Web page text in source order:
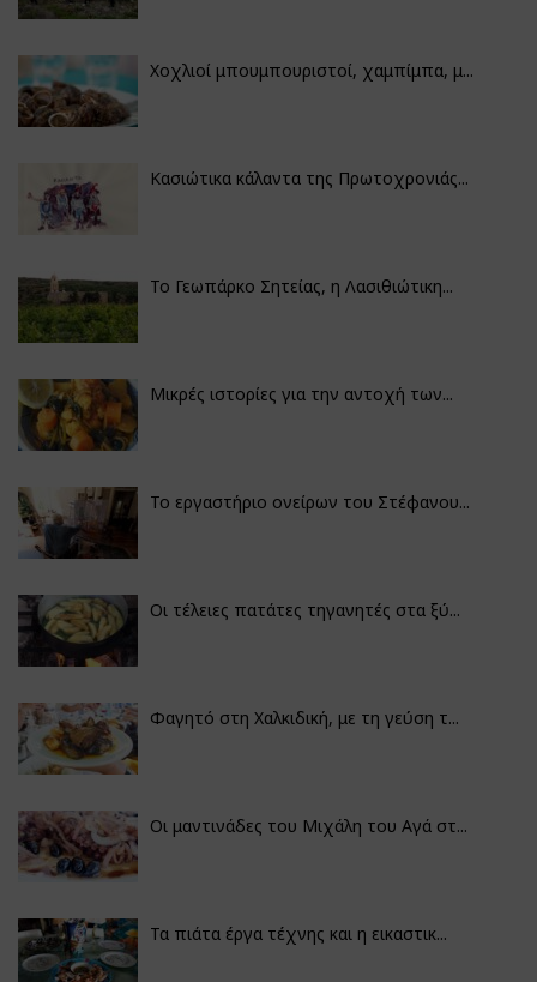
Χοχλιοί μπουμπουριστοί, χαμπίμπα, μ...
Κασιώτικα κάλαντα της Πρωτοχρονιάς...
Το Γεωπάρκο Σητείας, η Λασιθιώτικη...
Μικρές ιστορίες για την αντοχή των...
Το εργαστήριο ονείρων του Στέφανου...
Οι τέλειες πατάτες τηγανητές στα ξύ...
Φαγητό στη Χαλκιδική, με τη γεύση τ...
Οι μαντινάδες του Μιχάλη του Αγά στ...
Τα πιάτα έργα τέχνης και η εικαστικ...